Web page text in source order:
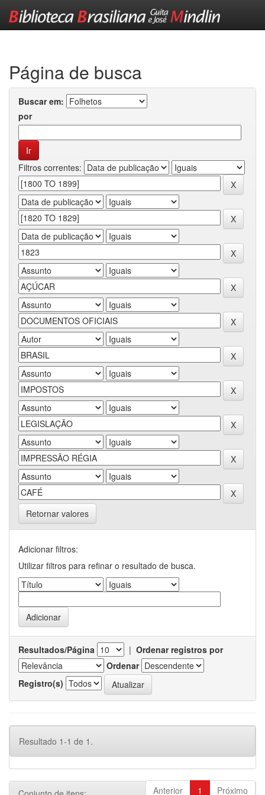
Página de busca
Buscar em:
por
Filtros correntes:
Retornar valores
Adicionar filtros:
Utilizar filtros para refinar o resultado de busca.
Resultados/Página | Ordenar registros por
Ordenar
Registro(s)
Resultado 1-1 de 1.
Anterior 1 Próximo